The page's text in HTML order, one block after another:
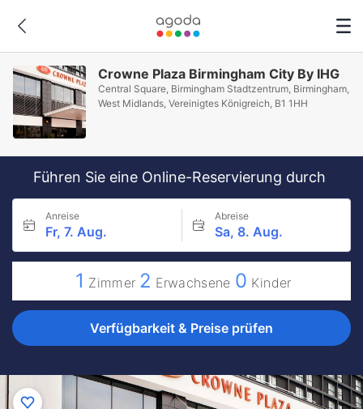
Crowne Plaza Birmingham City By IHG
Central Square, Birmingham Stadtzentrum, Birmingham,
West Midlands, Vereinigtes Königreich, B1 1HH
Führen Sie eine Online-Reservierung durch
Anreise
Fr, 7. Aug.
Abreise
Sa, 8. Aug.
1 Zimmer 2 Erwachsene 0 Kinder
Verfügbarkeit & Preise prüfen